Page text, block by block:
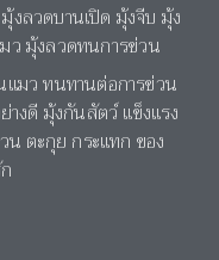
ลวดบานเปิด มุ้งจีบ มุ้ง
ว มุ้งลวดทนการข่วน
มว ทนทานต่อการข่วน
งดี มุ้งกันสัตว์ แข็งแรง
ตะกุย กระแทก ของ